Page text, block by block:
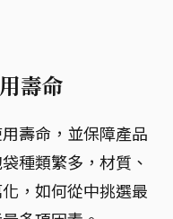
壽命
壽命，並保障產品
種類繁多，材質、
，如何從中挑選最